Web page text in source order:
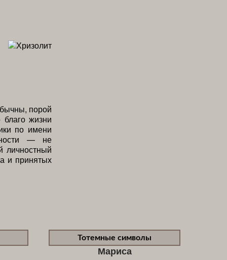
порой
жизни
по имени
— не
личностный
и принятых
Тотемные символы
Мариса